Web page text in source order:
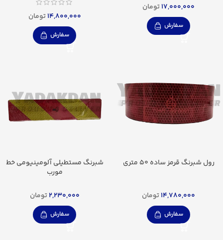
17,000,000تومان
سفارش
14,800,000 تومان
سفارش
رول شبرنگ قرمز ساده 50 متری
14,780,000تومان
سفارش
شبرنگ مستطیلی آلومینیومی خط
مورب
2,230,000 تومان
سفارش